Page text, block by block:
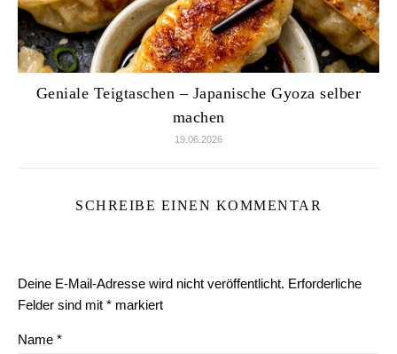
Geniale Teigtaschen – Japanische Gyoza selber
machen
19.06.2026
SCHREIBE EINEN KOMMENTAR
Deine E-Mail-Adresse wird nicht veröffentlicht. Erforderliche
Felder sind mit * markiert
Name *